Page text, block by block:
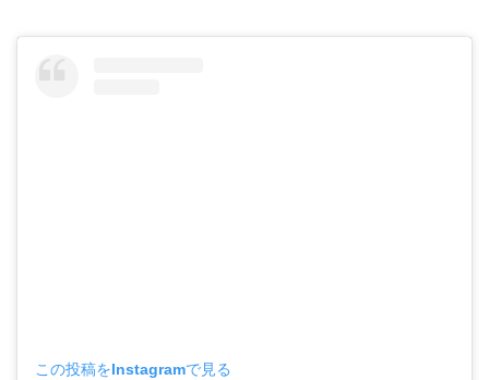
この投稿をInstagramで見る